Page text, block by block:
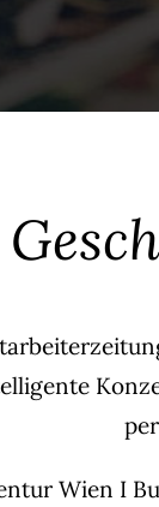
Wien I